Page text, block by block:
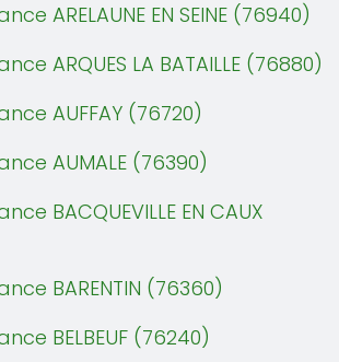
ARELAUNE EN SEINE (76940)
ARQUES LA BATAILLE (76880)
AUFFAY (76720)
AUMALE (76390)
BACQUEVILLE EN CAUX
BARENTIN (76360)
BELBEUF (76240)